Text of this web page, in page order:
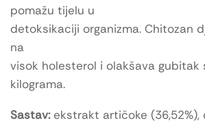
pomažu tijelu u
detoksikaciji organizma. Chitozan
na
visok holesterol i olakšava gubitak
kilograma.
Sastav:ekstrakt artičoke (36,52%),